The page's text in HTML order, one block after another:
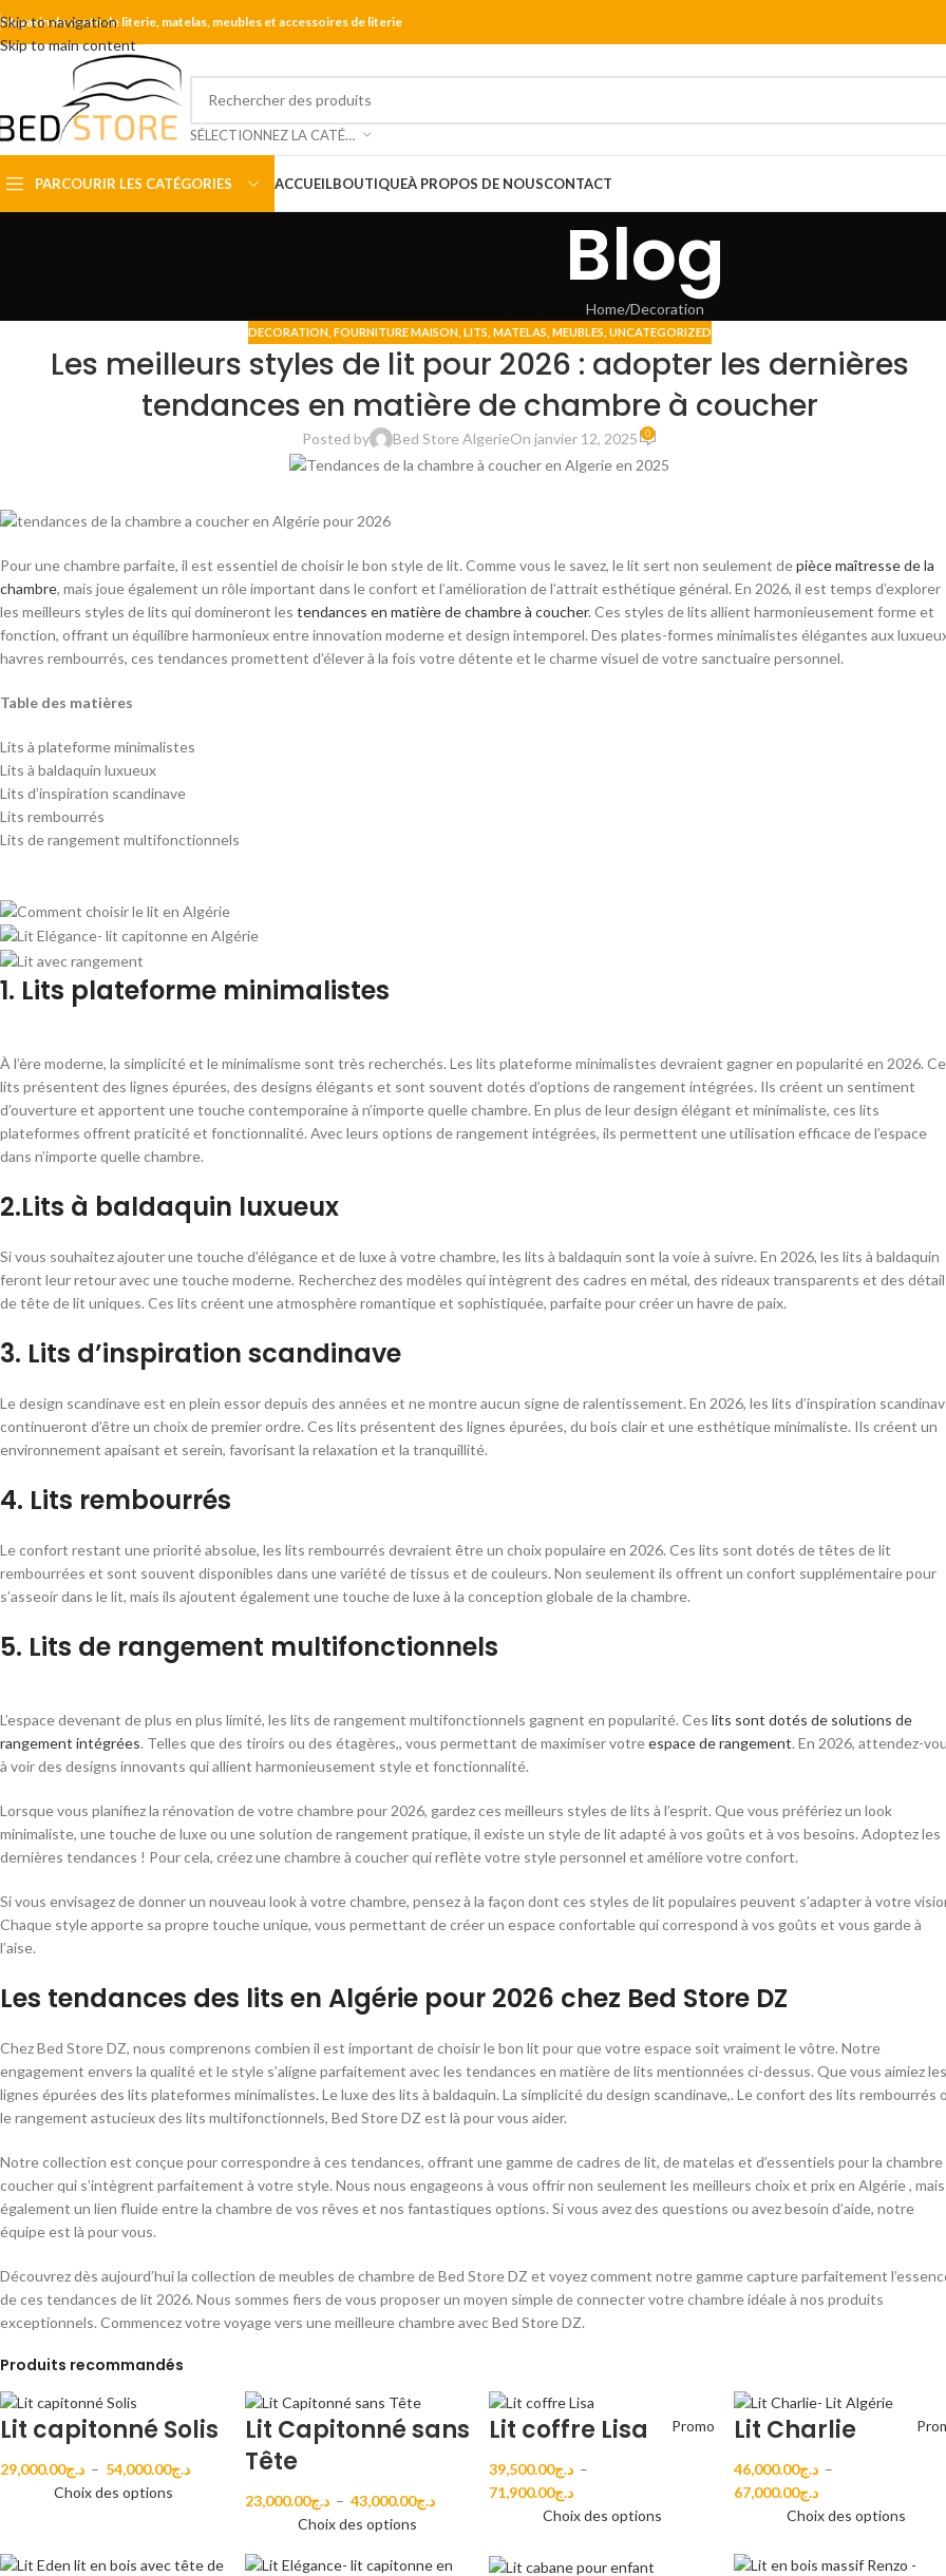
Skip to navigation
Skip to main content
Magasin de vente de literie, matelas, meubles et accessoires de literie
SÉLECTIONNEZ LA CATÉGORIE
PARCOURIR LES CATÉGORIES ACCUEILBOUTIQUEÀ PROPOS DE NOUSCONTACT
Blog
Home Decoration
DECORATION, FOURNITURE MAISON, LITS MATELAS MEUBLES UNCATEGORIZED
Les meilleurs styles de lit pour 2026 : adopter les dernières
tendances en matière de chambre à coucher
Posted by Bed Store AlgerieOn janvier 12, 2025 0
Pour une chambre parfaite, il est essentiel de choisir le bon style de lit. Comme vous le savez, le lit sert non seulement depièce maîtresse de la
chambre, mais joue également un rôle important dans le confort et l’amélioration de l’attrait esthétique général. En 2026, il est temps d’explorer
les meilleurs styles de lits qui domineront les tendances en matière de chambre à coucher. Ces styles de lits allient harmonieusement forme et
fonction, offrant un équilibre harmonieux entre innovation moderne et design intemporel. Des plates-formes minimalistes élégantes aux
havres rembourrés, ces tendances promettent d’élever à la fois votre détente et le charme visuel de votre sanctuaire personnel.
Table des matières
Lits à plateforme minimalistes
Lits à baldaquin luxueux
Lits d’inspiration scandinave
Lits rembourrés
Lits de rangement multifonctionnels
1. Lits plateforme minimalistes
À l’ère moderne, la simplicité et le minimalisme sont très recherchés. Les lits plateforme minimalistes devraient gagner en popularité en 2026.
lits présentent des lignes épurées, des designs élégants et sont souvent dotés d’options de rangement intégrées. Ils créent un sentiment
d’ouverture et apportent une touche contemporaine à n’importe quelle chambre. En plus de leur design élégant et minimaliste, ces lits
plateformes offrent praticité et fonctionnalité. Avec leurs options de rangement intégrées, ils permettent une utilisation efficace de l’espace
dans n’importe quelle chambre.
2.Lits à baldaquin luxueux
Si vous souhaitez ajouter une touche d’élégance et de luxe à votre chambre, les lits à baldaquin sont la voie à suivre. En 2026, les lits à baldaquin
feront leur retour avec une touche moderne. Recherchez des modèles qui intègrent des cadres en métal, des rideaux transparents et des
de tête de lit uniques. Ces lits créent une atmosphère romantique et sophistiquée, parfaite pour créer un havre de paix.
3. Lits d’inspiration scandinave
Le design scandinave est en plein essor depuis des années et ne montre aucun signe de ralentissement. En 2026, les lits d’inspiration
continueront d’être un choix de premier ordre. Ces lits présentent des lignes épurées, du bois clair et une esthétique minimaliste. Ils créent un
environnement apaisant et serein, favorisant la relaxation et la tranquillité.
4. Lits rembourrés
Le confort restant une priorité absolue, les lits rembourrés devraient être un choix populaire en 2026. Ces lits sont dotés de têtes de lit
rembourrées et sont souvent disponibles dans une variété de tissus et de couleurs. Non seulement ils offrent un confort supplémentaire pour
s’asseoir dans le lit, mais ils ajoutent également une touche de luxe à la conception globale de la chambre.
5. Lits de rangement multifonctionnels
L’espace devenant de plus en plus limité, les lits de rangement multifonctionnels gagnent en popularité. Ces lits sont dotés de solutions de
rangement intégrées. Telles que des tiroirs ou des étagères,, vous permettant de maximiser votreespace de rangement. En 2026, attendez-
à voir des designs innovants qui allient harmonieusement style et fonctionnalité.
Lorsque vous planifiez la rénovation de votre chambre pour 2026, gardez ces meilleurs styles de lits à l’esprit. Que vous préfériez un look
minimaliste, une touche de luxe ou une solution de rangement pratique, il existe un style de lit adapté à vos goûts et à vos besoins. Adoptez les
dernières tendances ! Pour cela, créez une chambre à coucher qui reflète votre style personnel et améliore votre confort.
Si vous envisagez de donner un nouveau look à votre chambre, pensez à la façon dont ces styles de lit populaires peuvent s’adapter à votre
Chaque style apporte sa propre touche unique, vous permettant de créer un espace confortable qui correspond à vos goûts et vous garde à
l’aise.
Les tendances des lits en Algérie pour 2026 chez Bed Store DZ
Chez Bed Store DZ, nous comprenons combien il est important de choisir le bon lit pour que votre espace soit vraiment le vôtre. Notre
engagement envers la qualité et le style s’aligne parfaitement avec les tendances en matière de lits mentionnées ci-dessus. Que vous aimiez les
lignes épurées des lits plateformes minimalistes. Le luxe des lits à baldaquin. La simplicité du design scandinave,. Le confort des lits rembourrés
le rangement astucieux des lits multifonctionnels, Bed Store DZ est là pour vous aider.
Notre collection est conçue pour correspondre à ces tendances, offrant une gamme de cadres de lit, de matelas et d’essentiels pour la chambre
coucher qui s’intègrent parfaitement à votre style. Nous nous engageons à vous offrir non seulement les meilleurs choix et prix en Algérie , mais
également un lien fluide entre la chambre de vos rêves et nos fantastiques options. Si vous avez des questions ou avez besoin d’aide, notre
équipe est là pour vous.
Découvrez dès aujourd’hui la collection de meubles de chambre de Bed Store DZ et voyez comment notre gamme capture parfaitement
de ces tendances de lit 2026. Nous sommes fiers de vous proposer un moyen simple de connecter votre chambre idéale à nos produits
exceptionnels. Commencez votre voyage vers une meilleure chambre avec Bed Store DZ.
Produits recommandés
Lit capitonné Solis
د.ج29,000.00 – د.ج54,000.00
Choix des options
Lit Capitonné sans
Tête
د.ج23,000.00 – د.ج43,000.00
Choix des options
Promo
Lit coffre Lisa
د.ج39,500.00
–
د.ج71,900.00
Choix des options
Lit Charlie
د.ج46,000.00
–
د.ج67,000.00
Choix des options